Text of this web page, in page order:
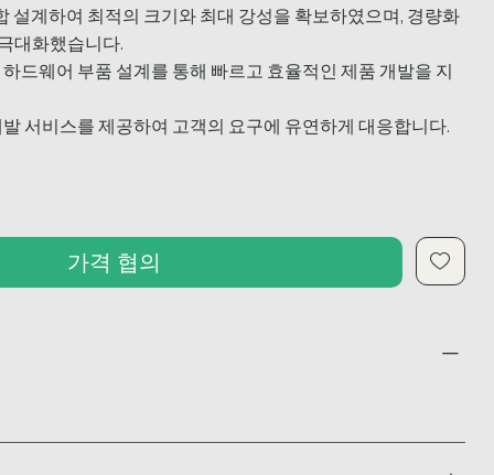
설계하여 최적의 크기와 최대 강성을 확보하였으며, 경량화
대화했습니다.
드웨어 부품 설계를 통해 빠르고 효율적인 제품 개발을 지
서비스를 제공하여 고객의 요구에 유연하게 대응합니다.
가격 협의